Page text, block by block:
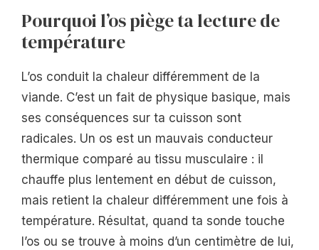
Pourquoi l’os piège ta lecture de
température
L’os conduit la chaleur différemment de la
viande. C’est un fait de physique basique, mais
ses conséquences sur ta cuisson sont
radicales. Un os est un mauvais conducteur
thermique comparé au tissu musculaire : il
chauffe plus lentement en début de cuisson,
mais retient la chaleur différemment une fois à
température. Résultat, quand ta sonde touche
l’os ou se trouve à moins d’un centimètre de lui,